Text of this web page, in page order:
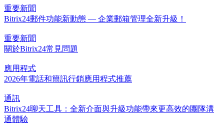
重要新聞
Bitrix24郵件功能新動態 — 企業郵箱管理全新升級！
重要新聞
關於Bitrix24常見問題
應用程式
2026年電話和簡訊行銷應用程式推薦
通訊
Bitrix24聊天工具：全新介面與升級功能帶來更高效的團隊溝
通體驗